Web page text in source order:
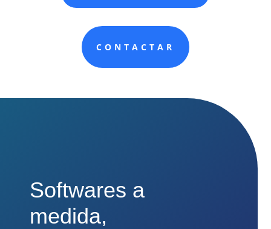
CONTACTAR
Softwares a
medida,